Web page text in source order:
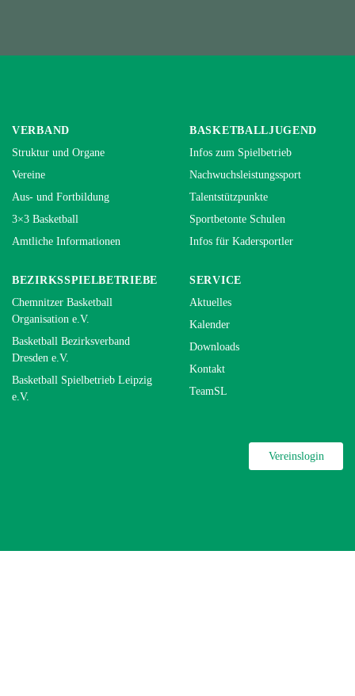
VERBAND
Struktur und Organe
Vereine
Aus- und Fortbildung
3×3 Basketball
Amtliche Informationen
BASKETBALLJUGEND
Infos zum Spielbetrieb
Nachwuchsleistungssport
Talentstützpunkte
Sportbetonte Schulen
Infos für Kadersportler
BEZIRKSSPIELBETRIEBE
Chemnitzer Basketball
Organisation e.V.
Basketball Bezirksverband
Dresden e.V.
Basketball Spielbetrieb Leipzig
e.V.
SERVICE
Aktuelles
Kalender
Downloads
Kontakt
TeamSL
Vereinslogin